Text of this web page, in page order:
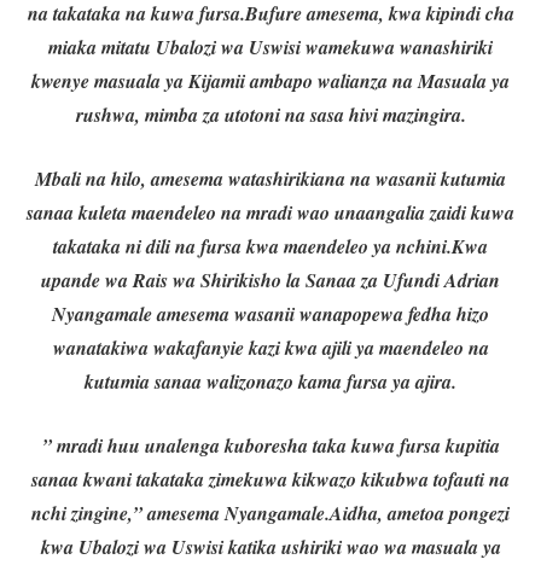
na takataka na kuwa fursa.Bufure amesema, kwa kipindi cha
miaka mitatu Ubalozi wa Uswisi wamekuwa wanashiriki
kwenye masuala ya Kijamii ambapo walianza na Masuala ya
rushwa, mimba za utotoni na sasa hivi mazingira.
Mbali na hilo, amesema watashirikiana na wasanii kutumia
sanaa kuleta maendeleo na mradi wao unaangalia zaidi kuwa
takataka ni dili na fursa kwa maendeleo ya nchini.Kwa
upande wa Rais wa Shirikisho la Sanaa za Ufundi Adrian
Nyangamale amesema wasanii wanapopewa fedha hizo
wanatakiwa wakafanyie kazi kwa ajili ya maendeleo na
kutumia sanaa walizonazo kama fursa ya ajira.
” mradi huu unalenga kuboresha taka kuwa fursa kupitia
sanaa kwani takataka zimekuwa kikwazo kikubwa tofauti na
nchi zingine,” amesema Nyangamale.Aidha, ametoa pongezi
kwa Ubalozi wa Uswisi katika ushiriki wao wa masuala ya